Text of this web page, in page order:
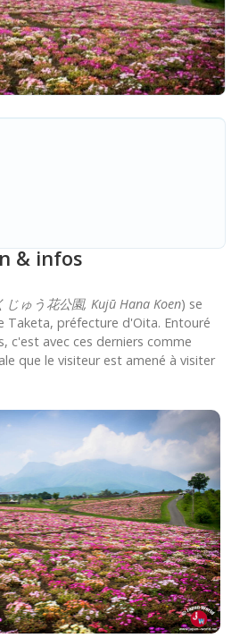
& infos
じゅう花公園, Kujū Hana Koen) se
Taketa, préfecture d'Oita. Entouré
c'est avec ces derniers comme
que le visiteur est amené à visiter